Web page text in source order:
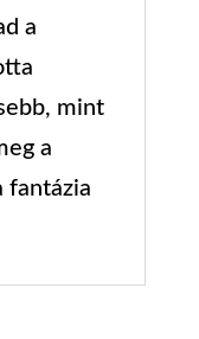
a
mint
a
fantázia